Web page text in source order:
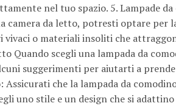
nel tuo spazio. 5. Lampade
camera da letto, potresti optare per
vivaci o materiali insoliti che
Quando scegli una lampada da
suggerimenti per aiutarti a
Assicurati che la lampada da
uno stile e un design che si